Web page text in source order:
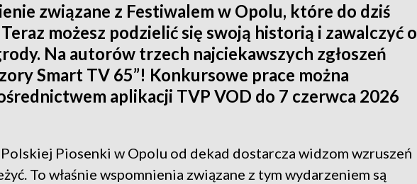
związane z Festiwalem w Opolu, które do dziś
możesz podzielić się swoją historią i zawalczyć o
Na autorów trzech najciekawszych zgłoszeń
Smart TV 65”! Konkursowe prace można
aplikacji TVP VOD do 7 czerwca 2026
Piosenki w Opolu od dekad dostarcza widzom wzruszeń
To właśnie wspomnienia związane z tym wydarzeniem są